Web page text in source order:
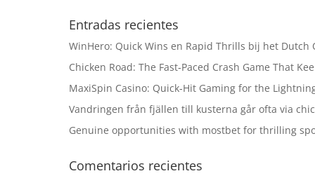
Entradas recientes
WinHero: Quick Wins en Rapid Thrills bij het Dutch
Chicken Road: The Fast‑Paced Crash Game That
MaxiSpin Casino: Quick‑Hit Gaming for the
Vandringen från fjällen till kusterna går ofta via
Genuine opportunities with mostbet for thrilling
Comentarios recientes